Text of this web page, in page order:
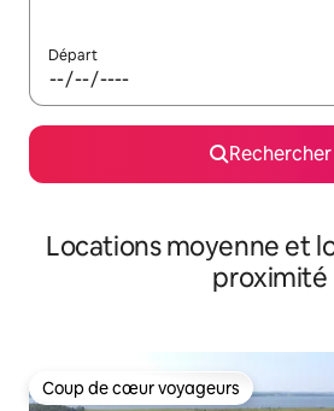
Départ
Rechercher
Locations moyenne et
proximité
Coup de cœur voyageurs
Coup de cœur voyageurs